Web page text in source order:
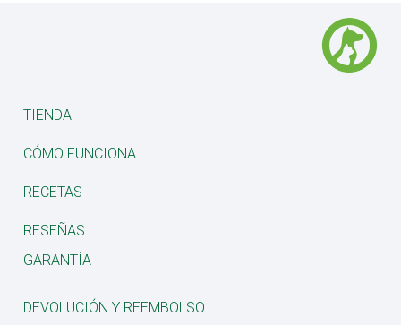
TIENDA
CÓMO FUNCIONA
RECETAS
RESEÑAS
GARANTÍA
DEVOLUCIÓN Y REEMBOLSO